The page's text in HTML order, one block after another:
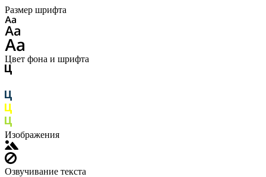
Размер шрифта
Цвет фона и шрифта
Изображения
Озвучивание текста